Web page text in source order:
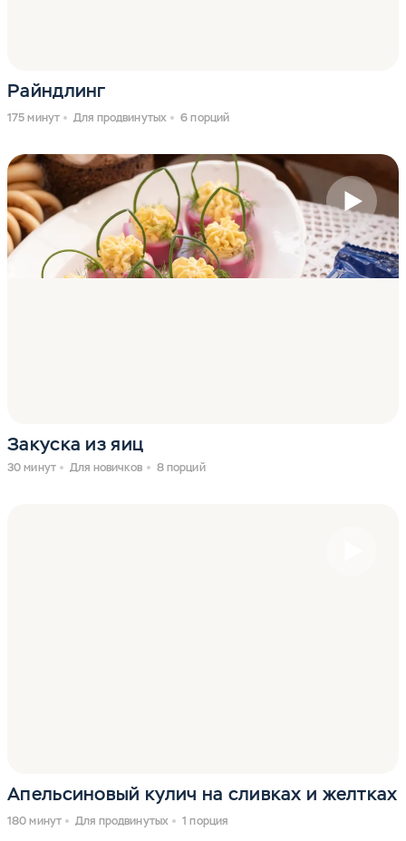
Райндлинг
175 минут Для продвинутых 6 порций
Закуска из яиц
30 минут Для новичков 8 порций
Апельсиновый кулич на сливках и желтках
180 минут Для продвинутых 1 порция